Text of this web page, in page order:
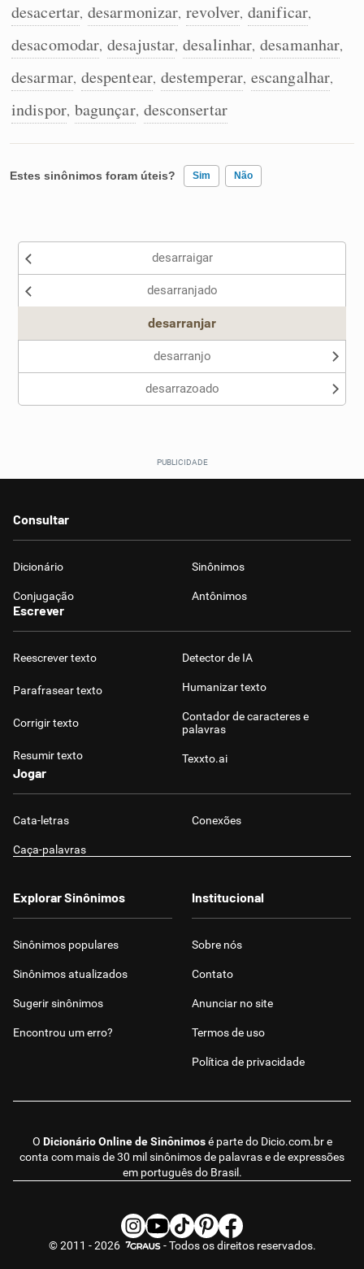
desacertar, desarmonizar, revolver, danificar,
desacomodar, desajustar, desalinhar, desamanhar,
desarmar, despentear, destemperar, escangalhar,
indispor, bagunçar, desconsertar
Estes sinônimos foram úteis? Sim Não
Nenhum dos sinônimos apresentados me ajudou
desarraigar
desarranjado
desarranjar
desarranjo
desarrazoado
Consultar
Dicionário Sinônimos
Conjugação Antônimos
Escrever
Reescrever texto
Parafrasear texto
Corrigir texto
Resumir texto
Detector de IA
Humanizar texto
Contador de caracteres e
palavras
Texxto.ai
Jogar
Cata-letras Conexões
Caça-palavras
O Dicionário Online de Sinônimosé parte do Dicio.com.bre
conta com mais de 30 mil sinônimos de palavras e de expressões
em português do Brasil.
Explorar Sinônimos
Sinônimos populares
Sinônimos atualizados
Sugerir sinônimos
Encontrou um erro?
Institucional
Sobre nós
Contato
Anunciar no site
Termos de uso
Política de privacidade
© 2011 - 2026 - Todos os direitos reservados.